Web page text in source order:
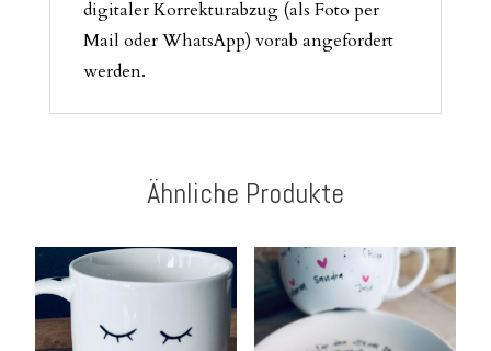
digitaler Korrekturabzug (als Foto per
Mail oder WhatsApp) vorab angefordert
werden.
Ähnliche Produkte